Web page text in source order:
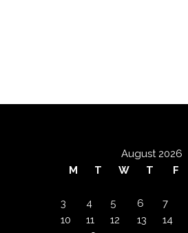
August 2026
M
T W T F
3
4 5 6 7
10
11 12 13 14